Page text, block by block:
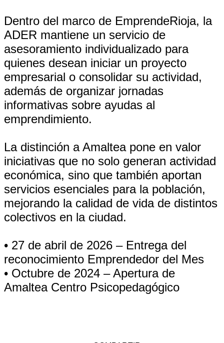
Dentro del marco de EmprendeRioja, la
ADER mantiene un servicio de
asesoramiento individualizado para
quienes desean iniciar un proyecto
empresarial o consolidar su actividad,
además de organizar jornadas
informativas sobre ayudas al
emprendimiento.
La distinción a Amaltea pone en valor
iniciativas que no solo generan actividad
económica, sino que también aportan
servicios esenciales para la población,
mejorando la calidad de vida de distintos
colectivos en la ciudad.
• 27 de abril de 2026 – Entrega del
reconocimiento Emprendedor del Mes
• Octubre de 2024 – Apertura de
Amaltea Centro Psicopedagógico